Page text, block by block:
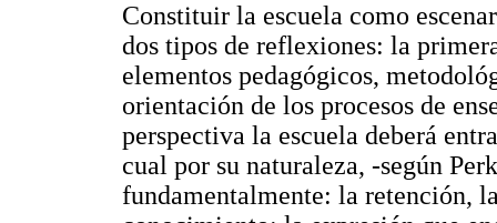
Constituir la escuela como
dos tipos de reflexiones: la
elementos pedagógicos,
orientación de los procesos de
perspectiva la escuela deberá
cual por su naturaleza, -según
fundamentalmente: la retención,